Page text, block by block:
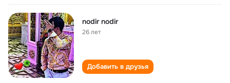
nodir nodir
26 лет
Добавить в друзья